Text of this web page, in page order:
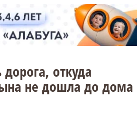
откуда
не дошла до дома